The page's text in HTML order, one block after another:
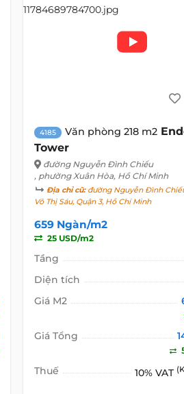
4185 Văn phòng 218 m2
Tower
đường Nguyễn Đình Chiểu
, phường Xuân Hòa, Hồ Chí Minh
Địa chỉ cũ:đường Nguyễn Đình
Võ Thị Sáu, Quận 3, Hồ Chí Minh
659 Ngàn/m2
25 USD/m2
Tầng
Diện tích
Giá M2
Giá Tổng
Thuế 10% VAT